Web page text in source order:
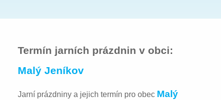
Termín jarních prázdnin v obci:
Malý Jeníkov
Jarní prázdniny a jejich termín pro obec Malý